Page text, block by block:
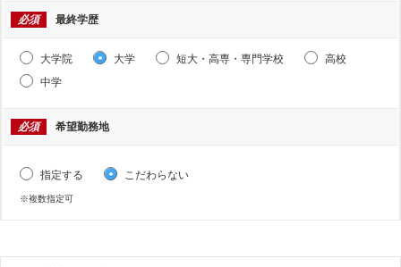
必須 最終学歴
大学院 大学 短大・高専・専門学校
高校
中学
必須 希望勤務地
指定する こだわらない
※複数指定可